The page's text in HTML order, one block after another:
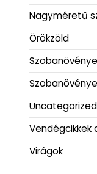
Nagyméretű
Örökzöld
Uncategorized
Vendégcikkek
Virágok